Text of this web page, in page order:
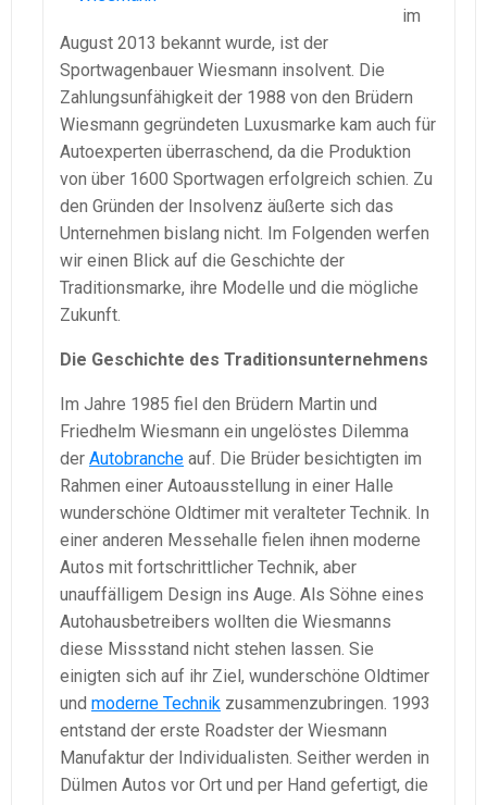
im
August 2013 bekannt wurde, ist der
Sportwagenbauer Wiesmann insolvent. Die
Zahlungsunfähigkeit der 1988 von den Brüdern
Wiesmann gegründeten Luxusmarke kam auch für
Autoexperten überraschend, da die Produktion
von über 1600 Sportwagen erfolgreich schien. Zu
den Gründen der Insolvenz äußerte sich das
Unternehmen bislang nicht. Im Folgenden werfen
wir einen Blick auf die Geschichte der
Traditionsmarke, ihre Modelle und die mögliche
Zukunft.
Die Geschichte des Traditionsunternehmens
Im Jahre 1985 fiel den Brüdern Martin und
Friedhelm Wiesmann ein ungelöstes Dilemma
der Autobranche auf. Die Brüder besichtigten im
Rahmen einer Autoausstellung in einer Halle
wunderschöne Oldtimer mit veralteter Technik. In
einer anderen Messehalle fielen ihnen moderne
Autos mit fortschrittlicher Technik, aber
unauffälligem Design ins Auge. Als Söhne eines
Autohausbetreibers wollten die Wiesmanns
diese Missstand nicht stehen lassen. Sie
einigten sich auf ihr Ziel, wunderschöne Oldtimer
und moderne Technik zusammenzubringen. 1993
entstand der erste Roadster der Wiesmann
Manufaktur der Individualisten. Seither werden in
Dülmen Autos vor Ort und per Hand gefertigt, die